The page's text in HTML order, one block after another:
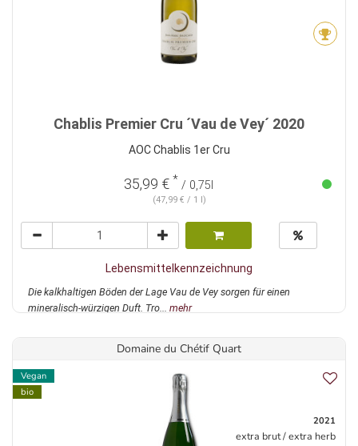
Chablis Premier Cru ´Vau de Vey´ 2020
AOC Chablis 1er Cru
35,99 € * / 0,75l
(47,99 € / 1 l)
Lebensmittelkennzeichnung
Die kalkhaltigen Böden der Lage Vau de Vey sorgen für einen
mineralisch-würzigen Duft. Tro... mehr
Domaine du Chétif Quart
Vegan
bio
2021
extra brut / extra herb